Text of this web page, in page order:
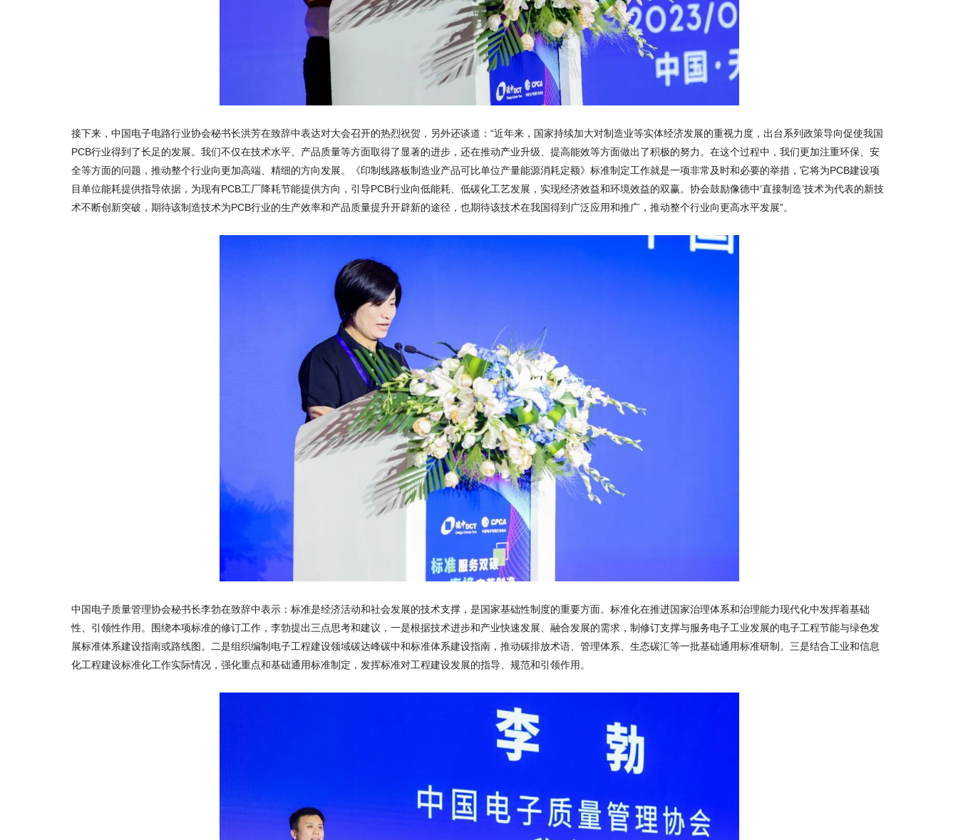
接下来，中国电子电路行业协会秘书长洪芳在致辞中表达对大会召开的热烈祝贺，另外还谈道：“近年来，国家持续加大对制造业等实体经济发展的重视力度，出台系列政策导向促使我国
PCB行业得到了长足的发展。我们不仅在技术水平、产品质量等方面取得了显著的进步，还在推动产业升级、提高能效等方面做出了积极的努力。在这个过程中，我们更加注重环保、安
全等方面的问题，推动整个行业向更加高端、精细的方向发展。《印制线路板制造业产品可比单位产量能源消耗定额》标准制定工作就是一项非常及时和必要的举措，它将为PCB建设项
目单位能耗提供指导依据，为现有PCB工厂降耗节能提供方向，引导PCB行业向低能耗、低碳化工艺发展，实现经济效益和环境效益的双赢。协会鼓励像德中‘直接制造’技术为代表的新技
术不断创新突破，期待该制造技术为PCB行业的生产效率和产品质量提升开辟新的途径，也期待该技术在我国得到广泛应用和推广，推动整个行业向更高水平发展”。
中国电子质量管理协会秘书长李勃在致辞中表示：标准是经济活动和社会发展的技术支撑，是国家基础性制度的重要方面。标准化在推进国家治理体系和治理能力现代化中发挥着基础
性、引领性作用。围绕本项标准的修订工作，李勃提出三点思考和建议，一是根据技术进步和产业快速发展、融合发展的需求，制修订支撑与服务电子工业发展的电子工程节能与绿色发
展标准体系建设指南或路线图。二是组织编制电子工程建设领域碳达峰碳中和标准体系建设指南，推动碳排放术语、管理体系、生态碳汇等一批基础通用标准研制。三是结合工业和信息
化工程建设标准化工作实际情况，强化重点和基础通用标准制定，发挥标准对工程建设发展的指导、规范和引领作用。